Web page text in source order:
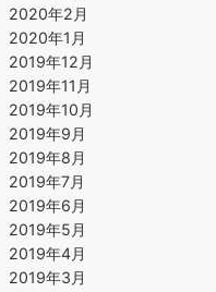
2020年2月
2020年1月
2019年12月
2019年11月
2019年10月
2019年9月
2019年8月
2019年7月
2019年6月
2019年5月
2019年4月
2019年3月